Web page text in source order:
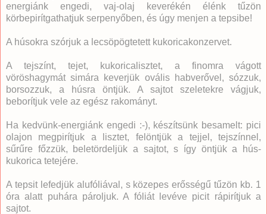
energiánk engedi, vaj-olaj keverékén élénk tűzön
körbepirítgathatjuk serpenyőben, és úgy menjen a tepsibe!
A húsokra szórjuk a lecsöpögtetett kukoricakonzervet.
A tejszínt, tejet, kukoricalisztet, a finomra vágott
vöröshagymát simára keverjük ovális habverővel, sózzuk,
borsozzuk, a húsra öntjük. A sajtot szeletekre vágjuk,
beborítjuk vele az egész rakományt.
Ha kedvünk-energiánk engedi :-), készítsünk besamelt: pici
olajon megpirítjuk a lisztet, felöntjük a tejjel, tejszínnel,
sűrűre főzzük, beletördeljük a sajtot, s így öntjük a hús-
kukorica tetejére.
A tepsit lefedjük alufóliával, s közepes erősségű tűzön kb. 1
óra alatt puhára pároljuk. A fóliát levéve picit rápirítjuk a
sajtot.